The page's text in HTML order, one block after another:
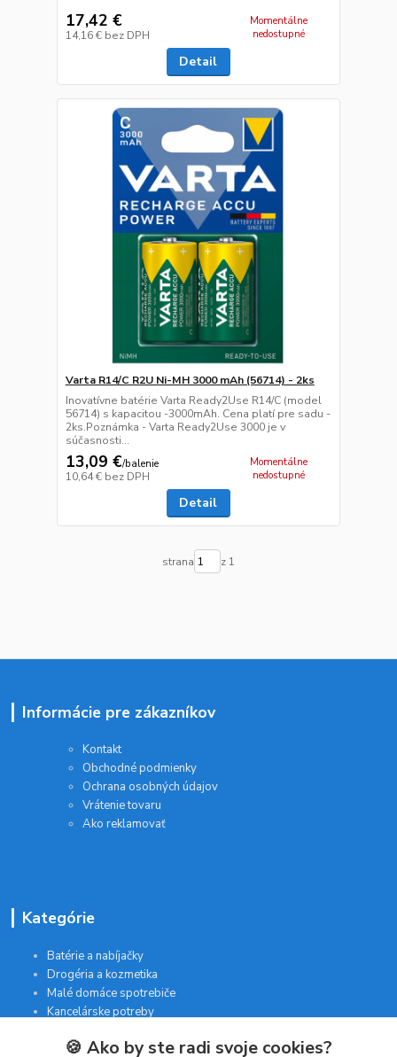
17,42 €
14,16 € bez DPH
Momentálne
nedostupné
Detail
Varta R14/C R2U Ni-MH 3000 mAh (56714) - 2ks
Inovatívne batérie Varta Ready2Use R14/C (model
56714) s kapacitou -3000mAh. Cena platí pre sadu -
2ks.Poznámka - Varta Ready2Use 3000 je v
súčasnosti...
13,09 €/balenie
10,64 € bez DPH
Momentálne
nedostupné
Detail
strana z 1
Informácie pre zákazníkov
Kontakt
Obchodné podmienky
Ochrana osobných údajov
Vrátenie tovaru
Ako reklamovať
Kategórie
Batérie a nabíjačky
Drogéria a kozmetika
Malé domáce spotrebiče
Kancelárske potreby
🍪 Ako by ste radi svoje cookies?